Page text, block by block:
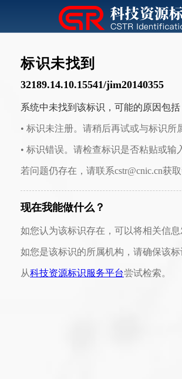
标识未找到
32189.14.10.15541/jim20140355
系统中未找到该标识，可能的原因包括
• 标识未注册。请稍后再试或与标识所
• 标识错误。请检查标识是否粘贴或输
若问题仍存在，请联系cstr@cnic.cn获取
现在我能做什么？
如您认为该标识存在，可以将相关信息
如您是该标识的所属机构，请确保该标
从科技资源标识服务平台尝试检索。